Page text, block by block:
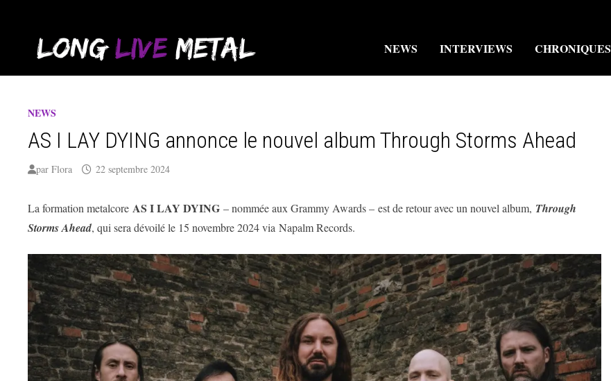
contenu
NEWS INTERVIEWS CHRONIQUES
NEWS
AS I LAY DYING annonce le nouvel album Through Storms Ahead
parFlora 22 septembre 2024
La formation metalcore AS I LAY DYING – nommée aux Grammy Awards – est de retour avec un nouvel album, Through
Storms Ahead, qui sera dévoilé le 15 novembre 2024 via Napalm Records.